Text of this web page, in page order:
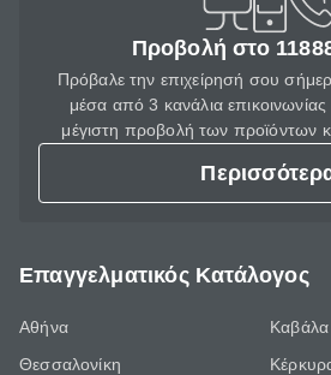
Προβολή στο
Πρόβαλε την επιχείρησή σου
μέσα από 3 κανάλια επικοινωνίας
μέγιστη προβολή των προϊόντων
Επαγγελματικός Κατάλογος
Αθήνα
Θεσσαλονίκη
Καβάλα